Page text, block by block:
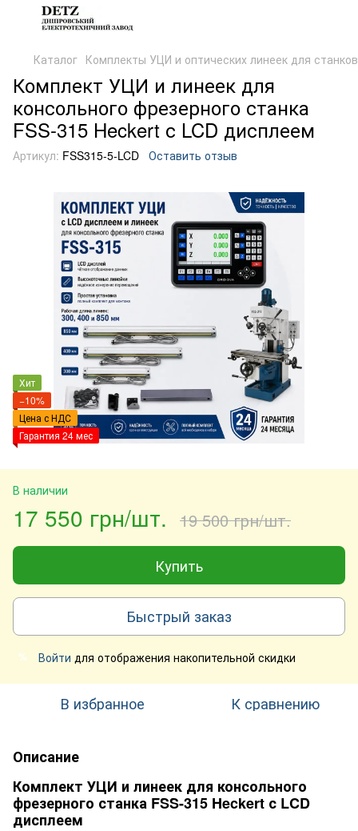
Каталог Комплекты УЦИ и оптических линеек для станков
Комплект УЦИ и линеек для
консольного фрезерного станка
FSS-315 Heckert с LCD дисплеем
Артикул: FSS315-5-LCD Оставить отзыв
Хит
−10%
Цена с НДС
Гарантия 24 мес
В наличии
17 550 грн/шт. 19 500 грн/шт.
Купить
Быстрый заказ
% Войти для отображения накопительной скидки
В избранное К сравнению
Описание
Комплект УЦИ и линеек для консольного
фрезерного станка FSS-315 Heckert с LCD
дисплеем